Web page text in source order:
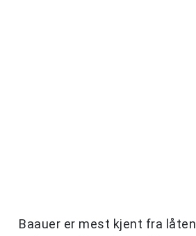
Baauer er mest kjent fra låten